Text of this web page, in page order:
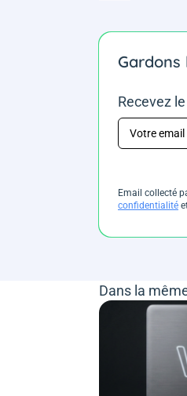
Gardons
Recevez
Email collecté
confidentialité
Dans la